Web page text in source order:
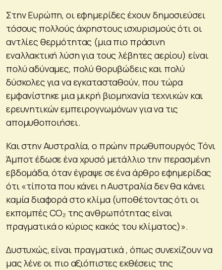
Στην Ευρώπη, οι εφημερίδες έχουν δημοσιεύσει
τόσους πολλούς άχρηστους ισχυρισμούς ότι οι
αντλίες θερμότητας (μια πιο πράσινη
εναλλακτική λύση για τους λέβητες αερίου) είναι
πολύ αδύναμες, πολύ θορυβώδεις και πολύ
δύσκολες για να εγκατασταθούν, που τώρα
εμφανίστηκε μια μικρή βιομηχανία τεχνικών και
ερευνητικών εμπειρογνωμόνων για να τις
απομυθοποιήσει.
Και στην Αυστραλία, ο πρώην πρωθυπουργός Τόνι
Άμποτ έδωσε ένα χρυσό μετάλλιο την περασμένη
εβδομάδα, όταν έγραψε σε ένα άρθρο εφημερίδας
ότι «τίποτα που κάνει η Αυστραλία δεν θα κάνει
καμία διαφορά στο κλίμα (υποθέτοντας ότι οι
εκπομπές CO₂ της ανθρωπότητας είναι
πραγματικά ο κύριος κακός του κλίματος)».
Δυστυχώς, είναι πραγματικά , όπως συνεχίζουν να
μας λένε οι πιο αξιόπιστες εκθέσεις της